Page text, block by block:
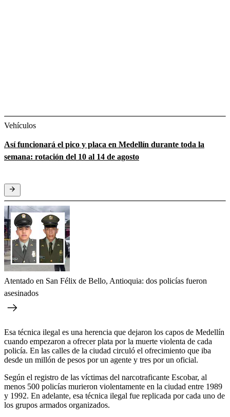
Vehículos
Así funcionará el pico y placa en Medellín durante toda la
semana: rotación del 10 al 14 de agosto
Atentado en San Félix de Bello, Antioquia: dos policías fueron
asesinados
Esa técnica ilegal es una herencia que dejaron los capos de Medellín
cuando empezaron a ofrecer plata por la muerte violenta de cada
policía. En las calles de la ciudad circuló el ofrecimiento que iba
desde un millón de pesos por un agente y tres por un oficial.
Según el registro de las víctimas del narcotraficante Escobar, al
menos 500 policías murieron violentamente en la ciudad entre 1989
y 1992. En adelante, esa técnica ilegal fue replicada por cada uno de
los grupos armados organizados.